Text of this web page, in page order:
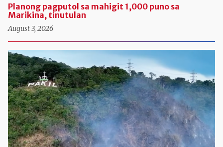
Planong pagputol sa mahigit 1,000 puno sa
Marikina, tinutulan
August 3, 2026